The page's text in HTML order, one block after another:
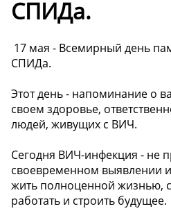
СПИДа.
17 мая - Всемирный день
СПИДа.
Этот день - напоминание о
своем здоровье,
людей, живущих с ВИЧ.
Сегодня ВИЧ-инфекция - не
своевременном выявлении
жить полноценной жизнью,
работать и строить будущее.